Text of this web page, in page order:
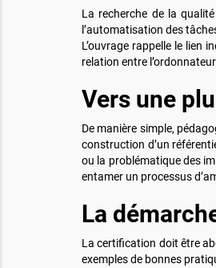
La recherche de la
l’automatisation des
L’ouvrage rappelle le lien
relation entre
Vers une
De manière simple,
construction d’un
ou la problématique des
entamer un processus
La
La certification doit être
exemples de bonnes